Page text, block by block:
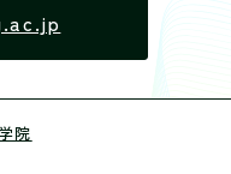
院